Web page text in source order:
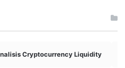
Cryptocurrency Liquidity